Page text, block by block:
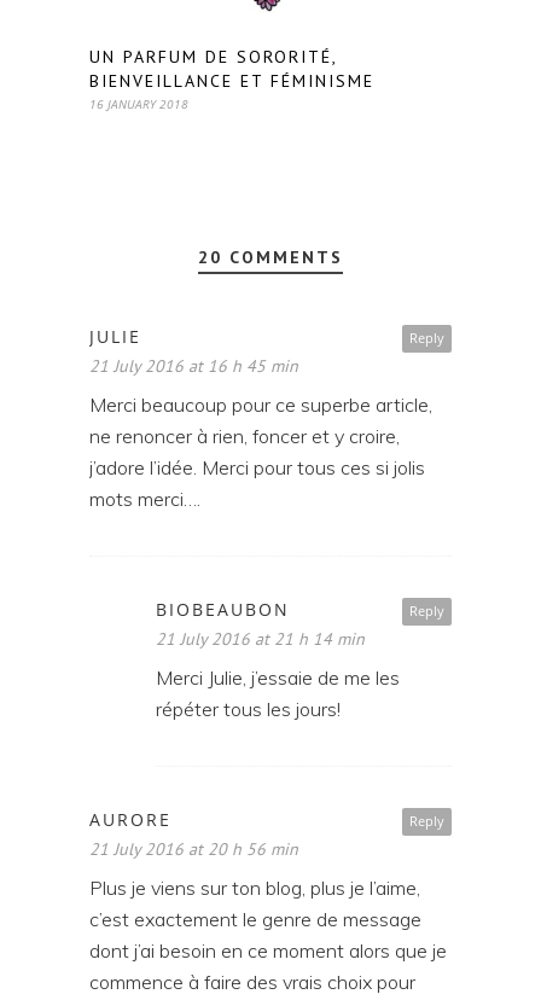
UN PARFUM DE SORORITÉ,
BIENVEILLANCE ET FÉMINISME
16 JANUARY 2018
20 COMMENTS
Reply
JULIE
21 July 2016 at 16 h 45 min
Merci beaucoup pour ce superbe article,
ne renoncer à rien, foncer et y croire,
j’adore l’idée. Merci pour tous ces si jolis
mots merci….
Reply
BIOBEAUBON
21 July 2016 at 21 h 14 min
Merci Julie, j’essaie de me les
répéter tous les jours!
Reply
AURORE
21 July 2016 at 20 h 56 min
Plus je viens sur ton blog, plus je l’aime,
c’est exactement le genre de message
dont j’ai besoin en ce moment alors que je
commence à faire des vrais choix pour